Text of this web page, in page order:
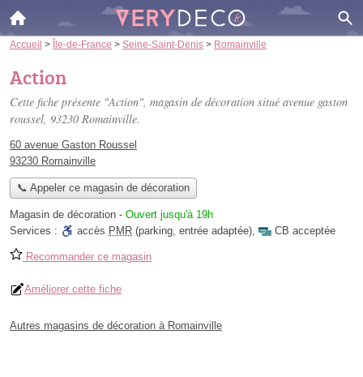
Accueil > Île-de-France > Seine-Saint-Denis > Romainville
Action
Cette fiche présente "Action", magasin de décoration situé avenue gaston
roussel, 93230 Romainville.
60 avenue Gaston Roussel
93230 Romainville
📞 Appeler ce magasin de décoration
Magasin de décoration - Ouvert jusqu'à 19h
Services :
accès PMR (parking, entrée adaptée), CB acceptée
Recommander ce magasin
Améliorer cette fiche
Autres magasins de décoration à Romainville